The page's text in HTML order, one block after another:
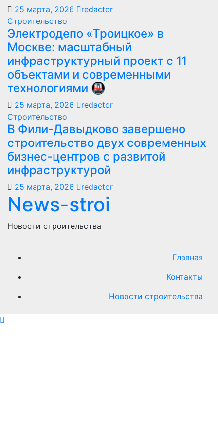
25 марта, 2026
redactor
Строительство
Электродепо «Троицкое» в
Москве: масштабный
инфраструктурный проект с 11
объектами и современными
технологиями 🚇
25 марта, 2026
redactor
Строительство
В Фили-Давыдково завершено
строительство двух современных
бизнес-центров с развитой
инфраструктурой
25 марта, 2026 redactor
News-stroi
Новости строительства
Главная
Контакты
Новости строительства